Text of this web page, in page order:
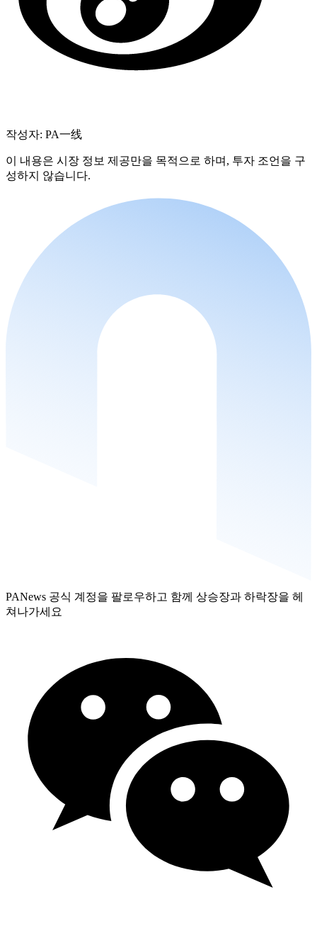
작성자: PA一线
이 내용은 시장 정보 제공만을 목적으로 하며, 투자 조언을 구
성하지 않습니다.
PANews 공식 계정을 팔로우하고 함께 상승장과 하락장을 헤
쳐나가세요